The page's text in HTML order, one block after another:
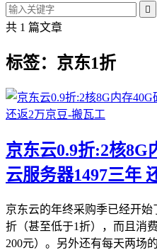

共 1 篇文章
标签：京东1折
京东云0.9折:2核8G
云服务器1497三年
京东云的年终采购季已经开
折（甚至低于1折），而且消
200元）。另外还有每天两场